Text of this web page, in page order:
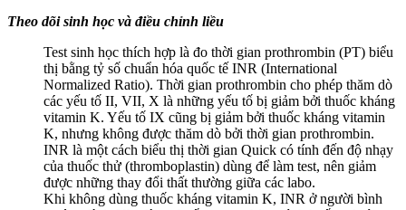
Theo dõi sinh học và điều chỉnh liều
Test sinh học thích hợp là đo thời gian prothrombin (PT) biểu
thị bằng tỷ số chuẩn hóa quốc tế INR (International
Normalized Ratio). Thời gian prothrombin cho phép thăm dò
các yếu tố II, VII, X là những yếu tố bị giảm bởi thuốc kháng
vitamin K. Yếu tố IX cũng bị giảm bởi thuốc kháng vitamin
K, nhưng không được thăm dò bởi thời gian prothrombin.
INR là một cách biểu thị thời gian Quick có tính đến độ nhạy
của thuốc thử (thromboplastin) dùng để làm test, nên giảm
được những thay đổi thất thường giữa các labo.
Khi không dùng thuốc kháng vitamin K, INR ở người bình